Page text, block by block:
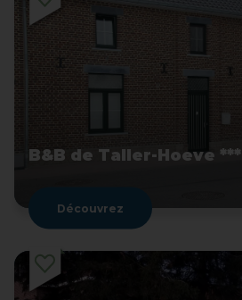
B&B de Taller-Hoeve ***
Découvrez